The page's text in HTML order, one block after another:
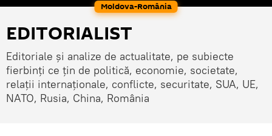
Moldova-România
EDITORIALIST
Editoriale și analize de actualitate, pe subiecte
fierbinți ce țin de politică, economie, societate,
relații internaționale, conflicte, securitate, SUA, UE,
NATO, Rusia, China, România